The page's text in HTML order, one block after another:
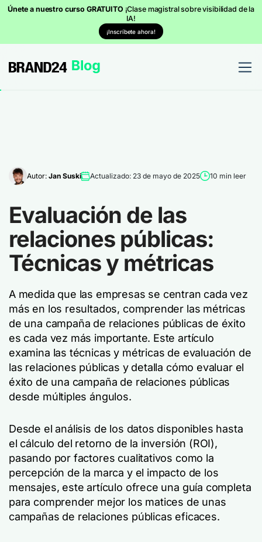
Únete a nuestro curso GRATUITO ¡Clase magistral sobre visibilidad de la
IA!
¡Inscríbete ahora!
Autor: Jan Suski Actualizado: 23 de mayo de 2025 10 min leer
Evaluación de las
relaciones públicas:
Técnicas y métricas
A medida que las empresas se centran cada vez
más en los resultados, comprender las métricas
de una campaña de relaciones públicas de éxito
es cada vez más importante. Este artículo
examina las técnicas y métricas de evaluación de
las relaciones públicas y detalla cómo evaluar el
éxito de una campaña de relaciones públicas
desde múltiples ángulos.
Desde el análisis de los datos disponibles hasta
el cálculo del retorno de la inversión (ROI),
pasando por factores cualitativos como la
percepción de la marca y el impacto de los
mensajes, este artículo ofrece una guía completa
para comprender mejor los matices de unas
campañas de relaciones públicas eficaces.